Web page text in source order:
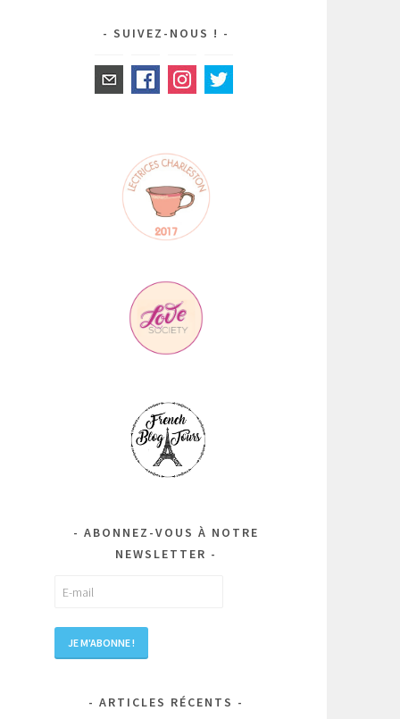
SUIVEZ-NOUS !
ABONNEZ-VOUS À NOTRE
NEWSLETTER
ARTICLES RÉCENTS